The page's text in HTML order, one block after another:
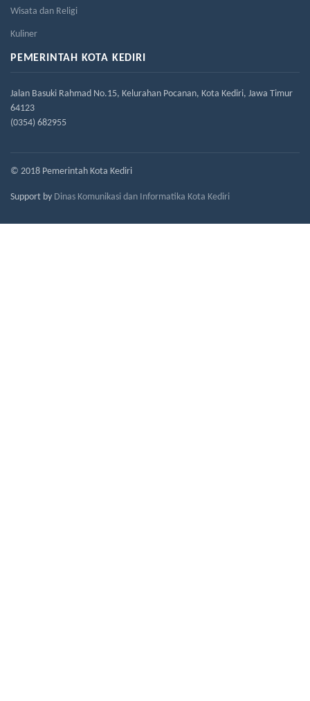
Wisata dan Religi
Kuliner
PEMERINTAH KOTA KEDIRI
Jalan Basuki Rahmad No.15, Kelurahan Pocanan, Kota Kediri, Jawa Timur
64123
(0354) 682955
© 2018 Pemerintah Kota Kediri
Support by Dinas Komunikasi dan Informatika Kota Kediri